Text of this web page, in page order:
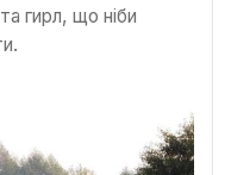
гирл, що ніби